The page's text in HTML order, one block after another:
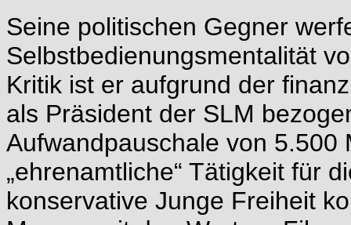
Seine politischen Gegner
Selbstbedienungsmentalität
Kritik ist er aufgrund der
als Präsident der SLM
Aufwandpauschale von 5.500
„ehrenamtliche“ Tätigkeit für
konservative Junge Freiheit